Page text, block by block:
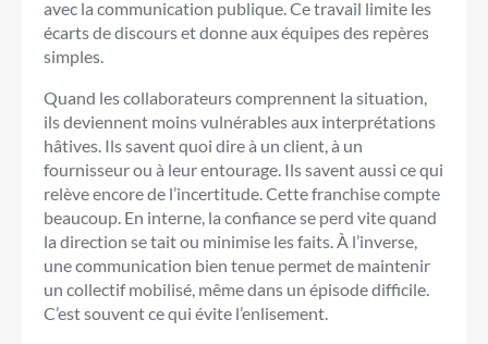
avec la communication publique. Ce travail limite les
écarts de discours et donne aux équipes des repères
simples.
Quand les collaborateurs comprennent la situation,
ils deviennent moins vulnérables aux interprétations
hâtives. Ils savent quoi dire à un client, à un
fournisseur ou à leur entourage. Ils savent aussi ce qui
relève encore de l’incertitude. Cette franchise compte
beaucoup. En interne, la confiance se perd vite quand
la direction se tait ou minimise les faits. À l’inverse,
une communication bien tenue permet de maintenir
un collectif mobilisé, même dans un épisode difficile.
C’est souvent ce qui évite l’enlisement.